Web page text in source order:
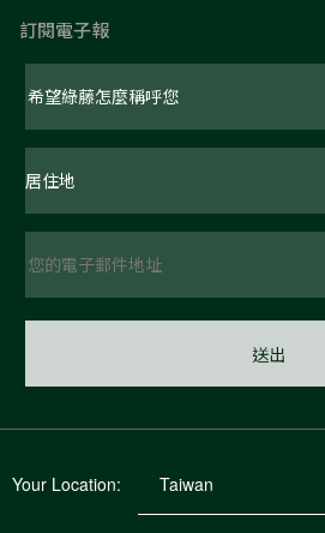
訂閱電子報
Your Location: